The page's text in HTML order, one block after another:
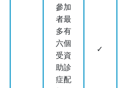
參加
者最
多有
六個
受資
助診
症配
✓